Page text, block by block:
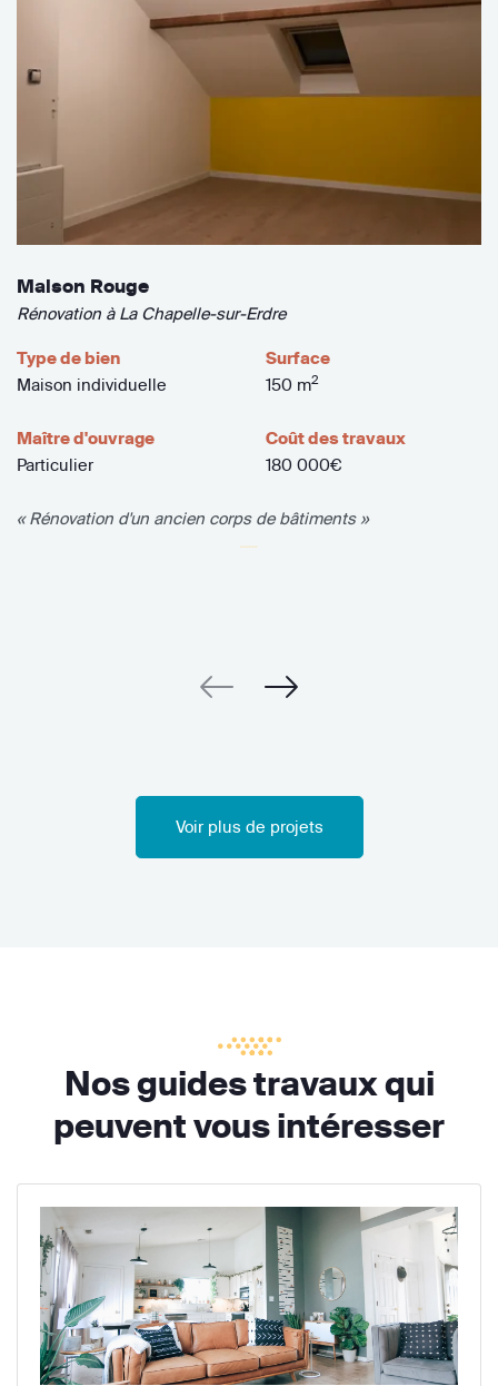
Maison Rouge
Rénovation à La Chapelle-sur-Erdre
Type de bien
Maison individuelle
Surface
150 m2
Maître d'ouvrage
Particulier
Coût des travaux
180 000€
« Rénovation d'un ancien corps de bâtiments »
Voir plus de projets
Nos guides travaux qui
peuvent vous intéresser